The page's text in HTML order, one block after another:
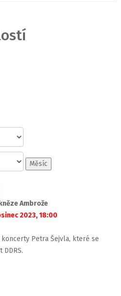
Měsíc
Ambrože
2023, 18:00
Petra Šejvla, které se